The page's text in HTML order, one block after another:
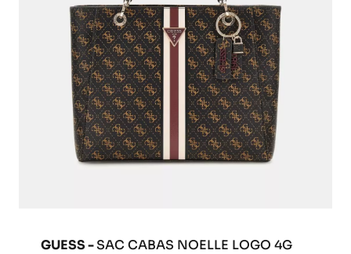
GUESS -SAC CABAS NOELLE LOGO 4G